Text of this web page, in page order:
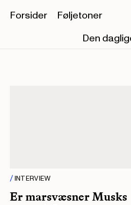
Forsider
Føljetoner
Den
INTERVIEW
Er marsvæsner Musks